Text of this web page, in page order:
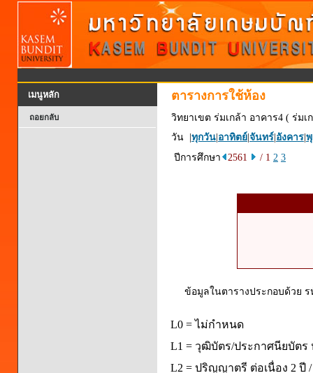
เมนูหลัก
ถอยกลับ
ตารางการใช้ห้อง
วิทยาเขต ร่มเกล้า อาคาร4 ( ร่มเ
วัน | ทุกวัน อาทิตย์ จันทร์ อังคาร
ปีการศึกษา
2561 / 1 2 3
ข้อมูลในตารางประกอบด้วย
L0 = ไม่กำหนด
L1 = วุฒิบัตร/ประกาศนียบัตร
L2 = ปริญญาตรี ต่อเนื่อง 2 ปี